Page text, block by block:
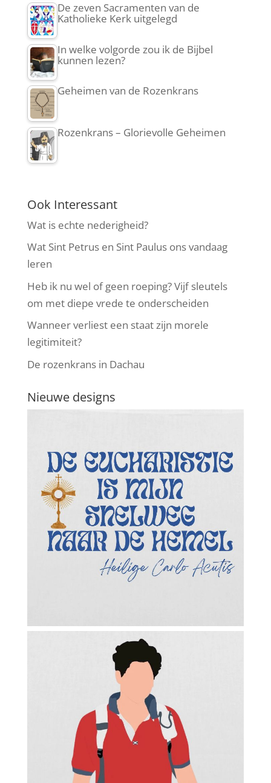
De zeven Sacramenten van de
Katholieke Kerk uitgelegd
In welke volgorde zou ik de Bijbel
kunnen lezen?
Geheimen van de Rozenkrans
Rozenkrans – Glorievolle Geheimen
Ook Interessant
Wat is echte nederigheid?
Wat Sint Petrus en Sint Paulus ons vandaag
leren
Heb ik nu wel of geen roeping? Vijf sleutels
om met diepe vrede te onderscheiden
Wanneer verliest een staat zijn morele
legitimiteit?
De rozenkrans in Dachau
Nieuwe designs